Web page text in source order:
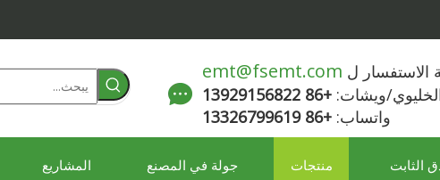
الاستفسار ل emt@fsemt.com
ويشات: +86 13929156822
واتساب: +86 13326799619
الثابت منتجات جولة في المصنع المشاريع